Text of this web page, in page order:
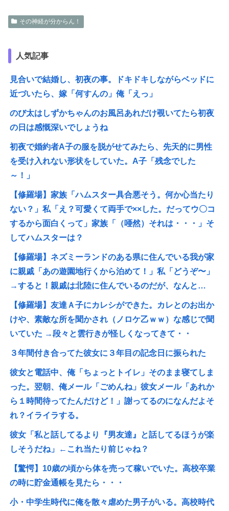
その神経が分からん！
人気記事
見合いで結婚し、初夜の事。ドキドキしながらベッドに
近づいたら、嫁「何すんの」俺「えっ」
のび太はしずかちゃんのお風呂あれだけ覗いてたら初夜
の日は感慨深いでしょうね
初夜で婚約者A子の服を脱がせてみたら、先天的に男性
を受け入れない形状をしていた。A子「残念でした
～！」
【修羅場】家族「ハムスター具合悪そう。何か心当たり
ない？」私「え？可愛くて両手で××した。だってウ〇コ
するから面白くって」家族「（唖然）それは・・・」そ
してハムスターは？
【修羅場】ネズミーランドのある県に住んでいる我が家
に親戚「あの遊園地行くから泊めて！」私「どうぞ〜」
→すると！親戚は北陸に住んでいるのだが、なんと…
【修羅場】友達Ａ子にカレシができた。カレとのお出か
けや、素敵な所を聞かされ（ノロケ乙ｗｗ）な感じで聞
いていた →段々と雲行きが怪しくなってきて・・
３年間付き合ってた彼女に３年目の記念日に振られた
彼女と電話中、俺「ちょっとトイレ」そのまま寝てしま
った。翌朝、俺メール「ごめんね」彼女メール「あれか
ら１時間待ってたんだけど！」謝ってるのになんだよそ
れ？イライラする。
彼女「私と話してるより『男友達』と話してるほうが楽
しそうだね」←これ当たり前じゃね？
【驚愕】10歳の頃から体を売って稼いでいた。高校卒業
の時に貯金通帳を見たら・・・
小・中学生時代に俺を散々虐めた男子がいる。高校時代